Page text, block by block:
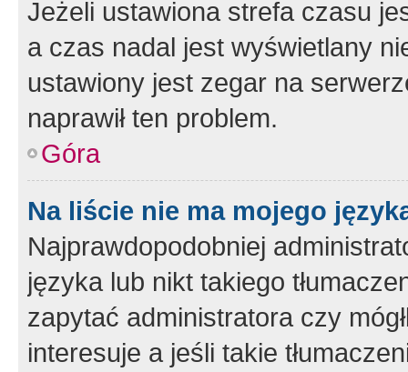
Jeżeli ustawiona strefa czasu
a czas nadal jest wyświetlany
ustawiony jest zegar na
naprawił ten problem.
Góra
Na liście nie ma mojego
Najprawdopodobniej
języka lub nikt takiego
zapytać administratora czy
interesuje a jeśli takie